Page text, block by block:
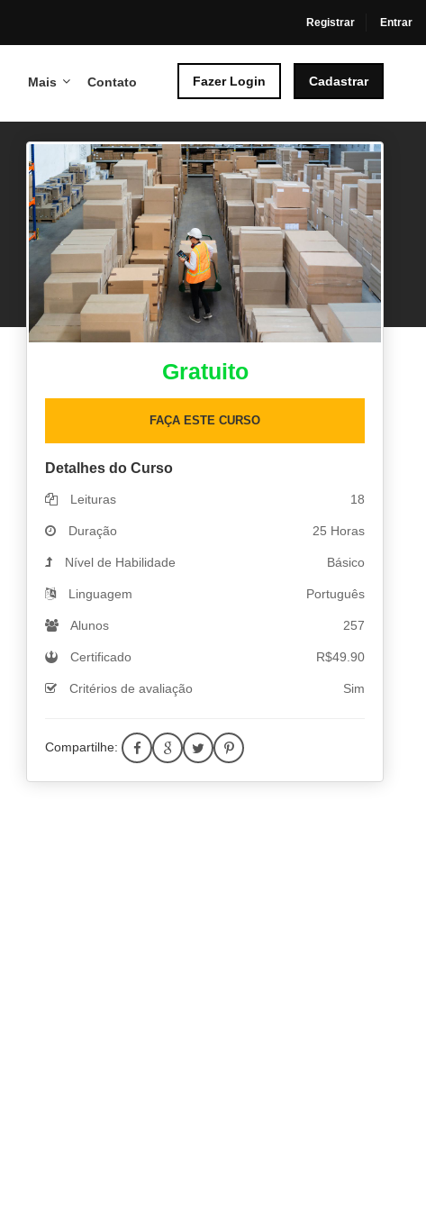
Registrar Entrar
Mais Contato Fazer Login Cadastrar
Gratuito
FAÇA ESTE CURSO
Detalhes do Curso
Leituras 18
Duração 25 Horas
Nível de Habilidade Básico
Linguagem Português
Alunos 257
Certificado R$49.90
Critérios de avaliação Sim
Compartilhe: